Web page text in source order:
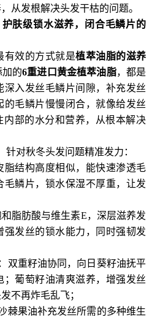
从发根解决头发干枯的问题。
肤级锁水滋养，闭合毛鳞片的
有效的方式就是植萃油脂的滋养
加的6重进口黄金植萃油脂，都是
深入发丝毛鳞片间隙，补充发丝
毛鳞片慢慢闭合，就像给发丝
内部的水分和营养，从根本解决
对秋冬头发问题精准发力：
脂结构高度相似，能快速渗透毛
鳞片，锁水保湿不厚重，让发
脂肪酸与维生素E，深层滋养发
强发丝的锁水能力，同时强韧发
双重籽油协同，向日葵籽油抚平
；葡萄籽油清爽滋养，增强发丝
不再炸毛乱飞；
棘果油补充发丝所需的多种维生